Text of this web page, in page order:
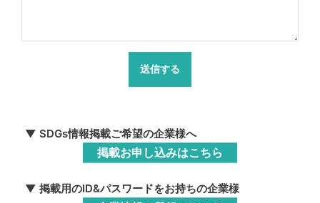
送信する
▼ SDGs情報掲載ご希望の企業様へ
掲載お申し込みはこちら
▼ 掲載用のID&パスワードをお持ちの企業様